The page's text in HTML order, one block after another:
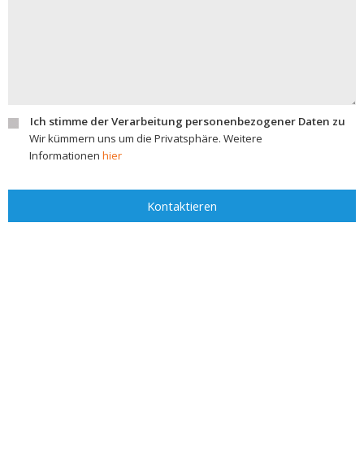
Ich stimme der Verarbeitung personenbezogener Daten zu
Wir kümmern uns um die Privatsphäre. Weitere
Informationen hier
Kontaktieren